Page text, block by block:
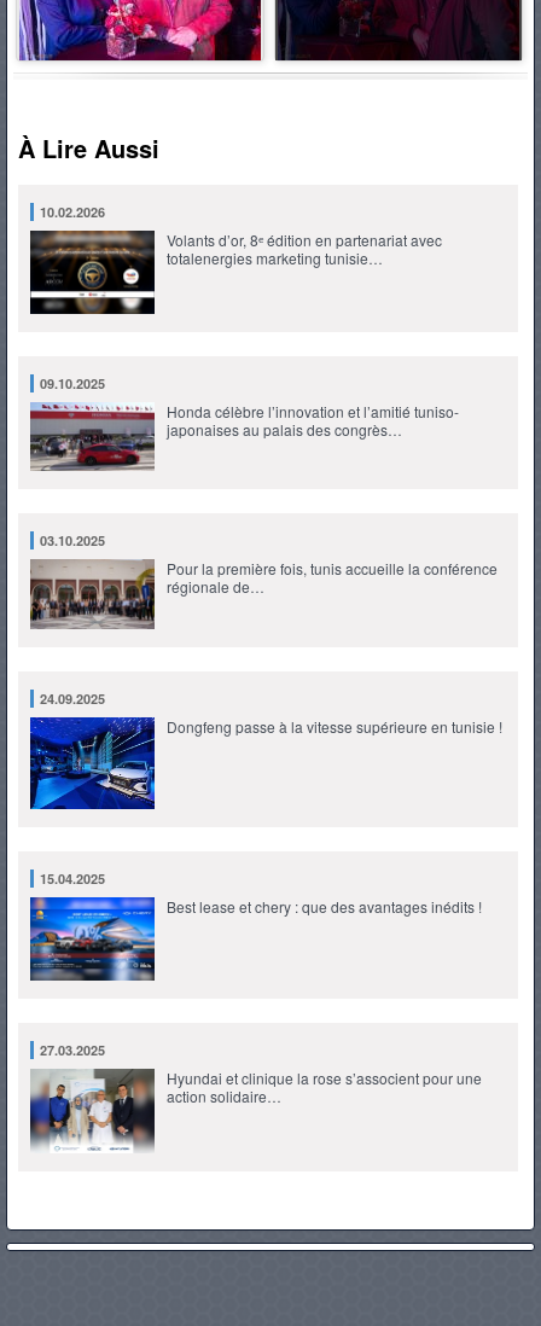
À Lire Aussi
10.02.2026
Volants d’or, 8ᵉ édition en partenariat avec
totalenergies marketing tunisie…
09.10.2025
Honda célèbre l’innovation et l’amitié tuniso-
japonaises au palais des congrès…
03.10.2025
Pour la première fois, tunis accueille la conférence
régionale de…
24.09.2025
Dongfeng passe à la vitesse supérieure en tunisie !
15.04.2025
Best lease et chery : que des avantages inédits !
27.03.2025
Hyundai et clinique la rose s’associent pour une
action solidaire…